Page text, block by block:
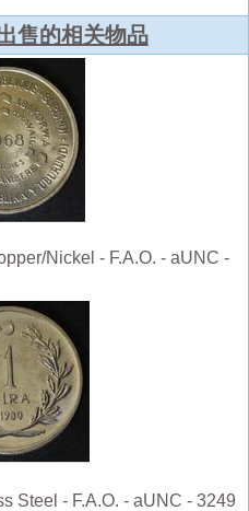
售的相关物品
Nickel - F.A.O. - aUNC -
Steel - F.A.O. - aUNC - 3249